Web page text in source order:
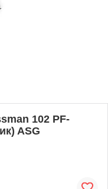
102 PF-
ASG